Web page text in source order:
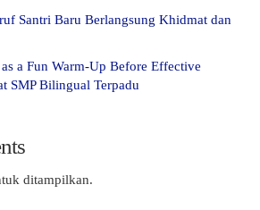
Santri Baru Berlangsung Khidmat dan
a Fun Warm-Up Before Effective
SMP Bilingual Terpadu
ditampilkan.